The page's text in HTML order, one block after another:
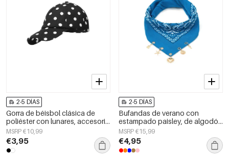
2-5 DÍAS
Gorra de béisbol clásica de
poliéster con lunares, accesorio
diario.
MSRP €10,99
€3,95
2-5 DÍAS
Bufandas de verano con
estampado paisley, de algodón
clásico, accesorios para el día a
día.
MSRP €15,99
€4,95